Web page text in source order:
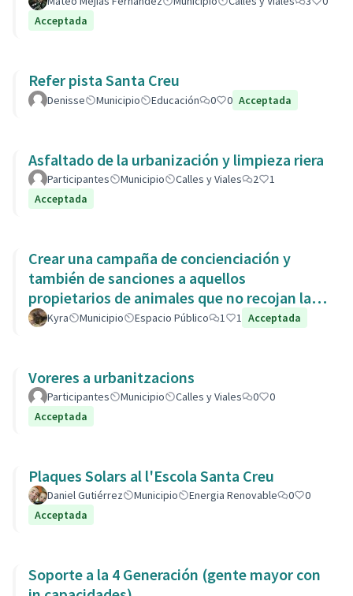
Acceptada
Refer pista Santa Creu
Denisse Municipio Educación 0 0 Acceptada
Asfaltado de la urbanización y limpieza riera
Participantes Municipio Calles y Viales 2
1
Acceptada
Crear una campaña de concienciación y
también de sanciones a aquellos
propietarios de animales que no recojan las
heces de las aceras. Es responsabili
Kyra Municipio Espacio Público 1 1 Acceptada
Voreres a urbanitzacions
Participantes Municipio Calles y Viales 0
0
Acceptada
Plaques Solars al l'Escola Santa Creu
Daniel Gutiérrez Municipio Energia Renovable 0
0
Acceptada
Soporte a la 4 Generación (gente mayor con